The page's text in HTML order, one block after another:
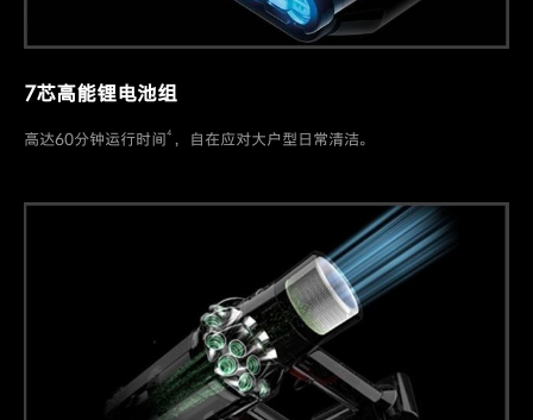
7芯高能锂电池组
高达60分钟运行时间4 ，自在应对大户型日常清洁。